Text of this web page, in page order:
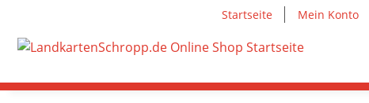
Startseite Mein Konto